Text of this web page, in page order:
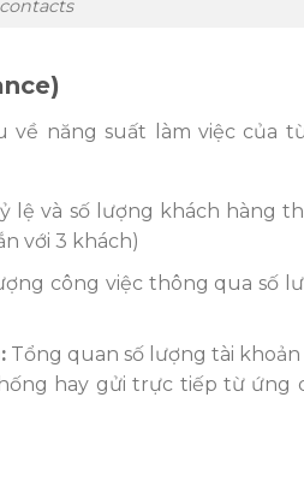
về năng suất làm việc của
lệ và số lượng khách hàng
với 3 khách)
công việc thông qua số
Tổng quan số lượng tài
hay gửi trực tiếp từ ứng